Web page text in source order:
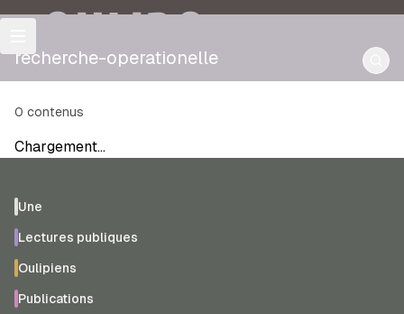
OULIPO
recherche-operationelle
0 contenus
Chargement…
Une
Lectures publiques
Oulipiens
Publications